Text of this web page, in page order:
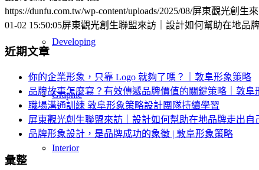
Developing
Graphic
Interior
https://dunfu.com.tw/wp-content/uploads/2025/08/屏東觀光創生
01-02 15:50:05屏東觀光創生聯盟來訪｜設計如何幫助在地品
近期文章
你的企業形象，只靠 Logo 就夠了嗎？｜敦阜形象策略
品牌故事怎麼寫？有效傳遞品牌價值的關鍵策略｜敦阜
職場溝通訓練 敦阜形象策略設計團隊持續學習
屏東觀光創生聯盟來訪｜設計如何幫助在地品牌走出自
品牌形象設計，是品牌成功的象徵 | 敦阜形象策略
彙整